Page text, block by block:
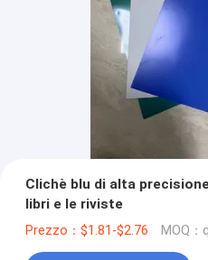
Clichè blu di alta
libri e le riviste
Prezzo：$1.81-$2.76 MOQ